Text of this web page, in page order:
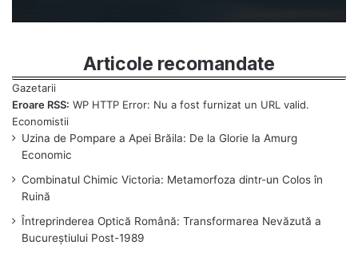
Articole recomandate
Eroare RSS: WP HTTP Error: Nu a fost furnizat un URL valid.
Uzina de Pompare a Apei Brăila: De la Glorie la Amurg
Economic
Combinatul Chimic Victoria: Metamorfoza dintr-un Colos în
Ruină
Întreprinderea Optică Română: Transformarea Nevăzută a
Bucureștiului Post-1989